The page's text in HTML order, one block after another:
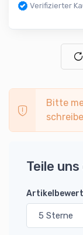
Verifizierter
Bitte
Teile